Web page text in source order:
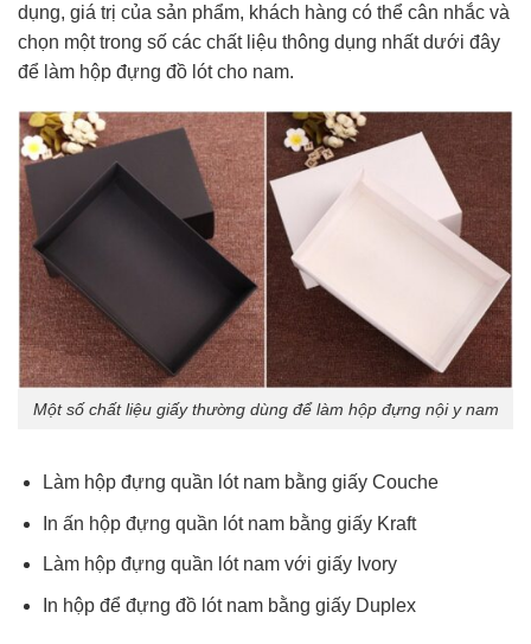
dụng, giá trị của sản phẩm, khách hàng có thể cân nhắc và
chọn một trong số các chất liệu thông dụng nhất dưới đây
để làm hộp đựng đồ lót cho nam.
Một số chất liệu giấy thường dùng để làm hộp đựng nội y nam
Làm hộp đựng quần lót nam bằng giấy Couche
In ấn hộp đựng quần lót nam bằng giấy Kraft
Làm hộp đựng quần lót nam với giấy Ivory
In hộp để đựng đồ lót nam bằng giấy Duplex